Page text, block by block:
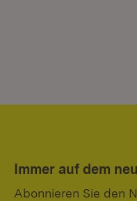
Immer auf dem
Abonnieren Sie den